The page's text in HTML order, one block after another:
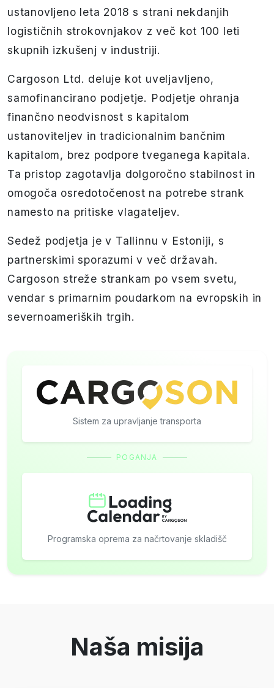
ustanovljeno leta 2018 s strani nekdanjih
logističnih strokovnjakov z več kot 100 leti
skupnih izkušenj v industriji.
Cargoson Ltd. deluje kot uveljavljeno,
samofinancirano podjetje. Podjetje ohranja
finančno neodvisnost s kapitalom
ustanoviteljev in tradicionalnim bančnim
kapitalom, brez podpore tveganega kapitala.
Ta pristop zagotavlja dolgoročno stabilnost in
omogoča osredotočenost na potrebe strank
namesto na pritiske vlagateljev.
Sedež podjetja je v Tallinnu v Estoniji, s
partnerskimi sporazumi v več državah.
Cargoson streže strankam po vsem svetu,
vendar s primarnim poudarkom na evropskih in
severnoameriških trgih.
Sistem za upravljanje transporta
POGANJA
Programska oprema za načrtovanje skladišč
Naša misija